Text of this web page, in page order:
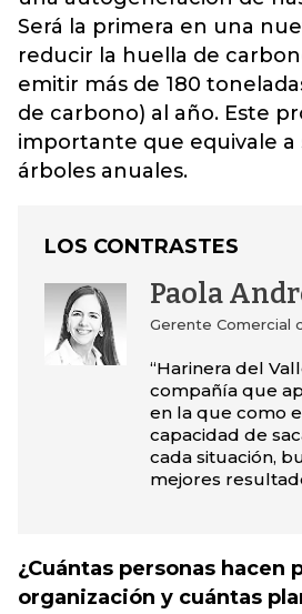
Será la primera en una
reducir la huella de
emitir más de 180
de carbono) al año. Este
importante que equivale a
árboles anuales.
LOS CONTRASTES
Paola
Gerente Comercial
“Harinera del
compañía que
en la que como
capacidad de
cada situación,
mejores
¿Cuántas personas hacen
organización y cuántas